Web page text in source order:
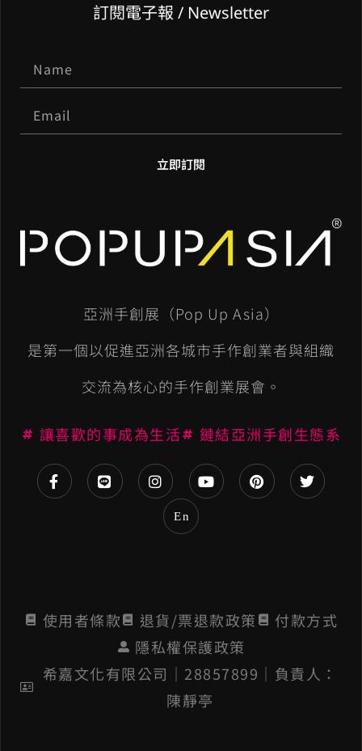
亞洲手創展（Pop Up Asia）
是第一個以促進亞洲各城市手作創業者與組織
交流為核心的手作創業展會。
讓喜歡的事成為生活 鏈結亞洲手創生態系
En
使用者條款 退貨/票退款政策
付款方式
隱私權保護政策
希嘉文化有限公司│28857899│負責人：
陳靜亭
訂閱電子報 / Newsletter
立即訂閱
l
t
n
i